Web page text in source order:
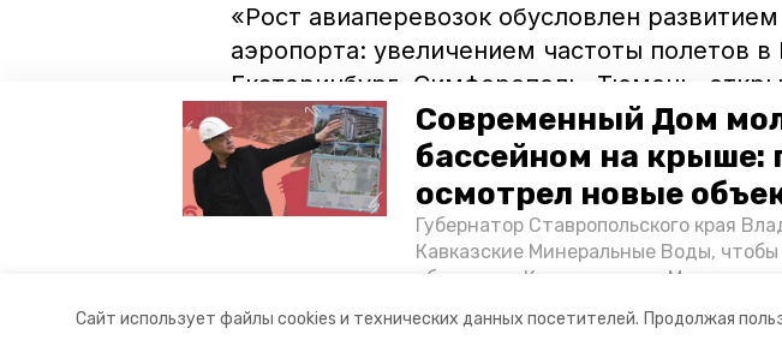
Сайт использует файлы cookies и технических данных посетителей. Продолжая
Современный Дом
бассейном на крыше:
осмотрел новые
Губернатор Ставропольского края
Кавказские Минеральные Воды,
объектов в Кисловодске и
материале «Победы26».
«Рост авиаперевозок обусловлен
аэропорта: увеличением частоты полетов
Екатеринбург, Симферополь, Тюмень,
направлений в Ростов-на-Дону, Челябинск,
Калугу», – пояснили в пресс-службе
Как сообщалось ранее, аэропортвстретил